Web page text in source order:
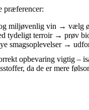
præferencer:
miljøvenlig vin → vælg
tydeligt terroir → prøv
smagsoplevelser →
opbevaring vigtig –
da de er mere